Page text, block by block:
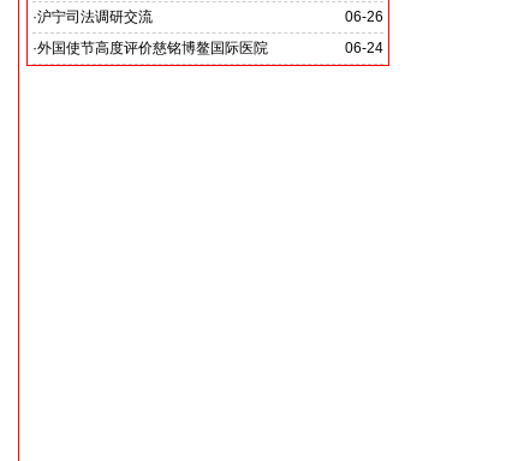
党啊 我怎能不为你放声歌唱》
06-26
·沪宁司法调研交流
共探司法鉴定发展新路
06-24
·外国使节高度评价慈铭博鳌国际医院